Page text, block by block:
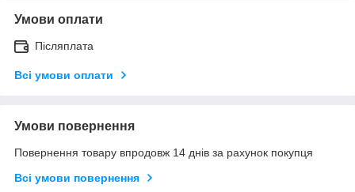
Умови оплати
Післяплата
Всі умови оплати
Умови повернення
Повернення товару впродовж 14 днів за рахунок покупця
Всі умови повернення